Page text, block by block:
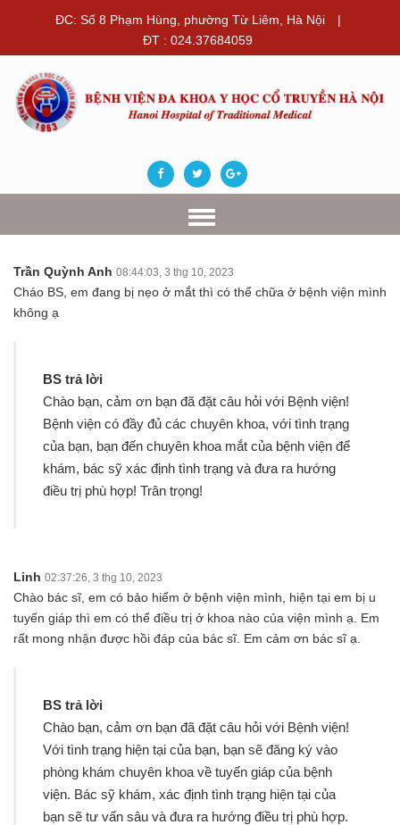
ĐC: Số 8 Phạm Hùng, phường Từ Liêm, Hà Nội
|
ĐT : 024.37684059
Trần Quỳnh Anh 08:44:03, 3 thg 10, 2023
Cháo BS, em đang bị nẹo ở mắt thì có thể chữa ở bệnh viện mình
không ạ
BS trả lời
Chào bạn, cảm ơn bạn đã đặt câu hỏi với Bệnh viện!
Bệnh viện có đầy đủ các chuyên khoa, với tình trạng
của bạn, bạn đến chuyên khoa mắt của bệnh viện để
khám, bác sỹ xác định tình trạng và đưa ra hướng
điều trị phù hợp! Trân trọng!
Linh 02:37:26, 3 thg 10, 2023
Chào bác sĩ, em có bảo hiểm ở bệnh viện mình, hiện tại em bị u
tuyến giáp thì em có thể điều trị ở khoa nào của viện mình ạ. Em
rất mong nhận được hồi đáp của bác sĩ. Em cảm ơn bác sĩ ạ.
BS trả lời
Chào bạn, cảm ơn bạn đã đặt câu hỏi với Bệnh viện!
Với tình trạng hiện tại của bạn, bạn sẽ đăng ký vào
phòng khám chuyên khoa về tuyến giáp của bệnh
viện. Bác sỹ khám, xác định tình trạng hiện tại của
bạn sẽ tư vấn sâu và đưa ra hướng điều trị phù hợp.